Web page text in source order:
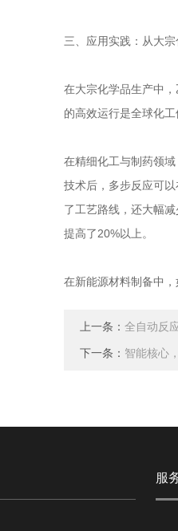
三、应用实践：从大
在大宗化学品生产中
的高效运行是全球化
在精细化工与制药领
技术后，多步反应可
了工艺路线，还大幅
提高了20%以上。
在新能源材料制备中
上一条： 全自动反
下一条： 智能核心
服